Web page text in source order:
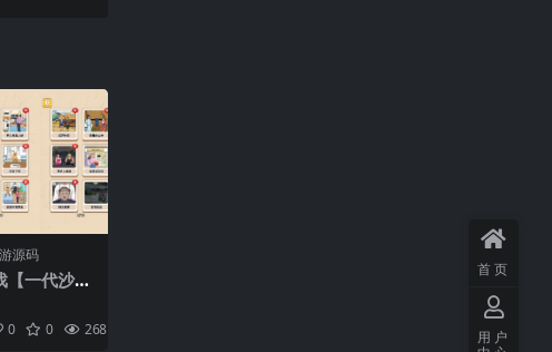
源码
【一代沙
系服务
服务端+详
码
0 0 268
首页
用户